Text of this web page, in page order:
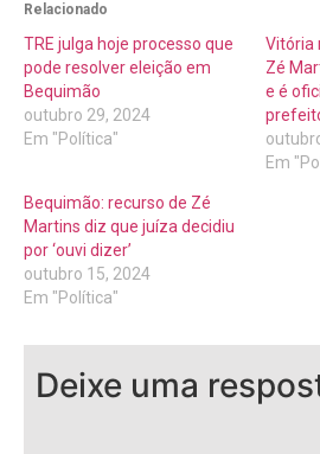
Relacionado
TRE julga hoje processo que
pode resolver eleição em
Bequimão
outubro 29, 2024
Em "Política"
Vitória
Zé
e é
Em
Bequimão: recurso de Zé
Martins diz que juíza decidiu
por ‘ouvi dizer’
outubro 15, 2024
Em "Política"
Deixe uma